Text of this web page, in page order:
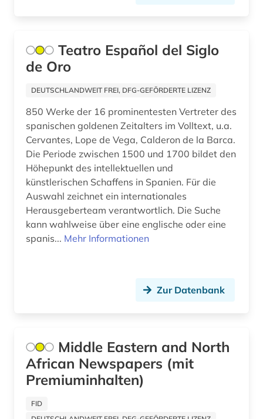
forum (1)
französisch (8)
frauenforschung (1)
galicien (2)
galloromanistik (37)
germanistik (7)
geschichte (23)
geschichte 1751-1772 (1)
Teatro Español del Siglo
de Oro
DEUTSCHLANDWEIT FREI, DFG-GEFÖRDERTE LIZENZ
850 Werke der 16 prominentesten Vertreter des
spanischen goldenen Zeitalters im Volltext, u.a.
Cervantes, Lope de Vega, Calderon de la Barca.
Die Periode zwischen 1500 und 1700 bildet den
Höhepunkt des intellektuellen und
künstlerischen Schaffens in Spanien. Für die
Auswahl zeichnet ein internationales
Herausgeberteam verantwortlich. Die Suche
kann wahlweise über eine englische oder eine
spanis... Mehr Informationen
Zur Datenbank
Middle Eastern and North
African Newspapers (mit
Premiuminhalten)
FID